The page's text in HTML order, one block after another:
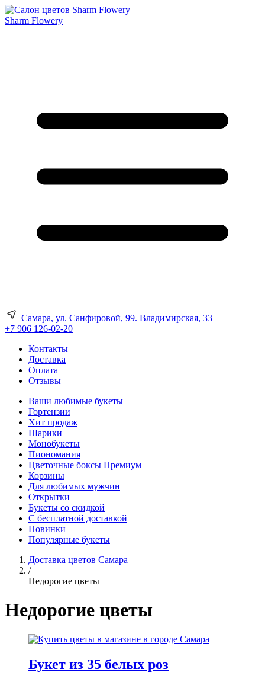
Sharm Flowery
Самара, ул. Санфировой, 99. Владимирская, 33
+7 906 126-02-20
Контакты
Доставка
Оплата
Отзывы
Ваши любимые букеты
Гортензии
Хит продаж
Шарики
Монобукеты
Пиономания
Цветочные боксы Премиум
Корзины
Для любимых мужчин
Открытки
Букеты со скидкой
С бесплатной доставкой
Новинки
Популярные букеты
Доставка цветов Самара
/
Недорогие цветы
Недорогие цветы
Букет из 35 белых роз